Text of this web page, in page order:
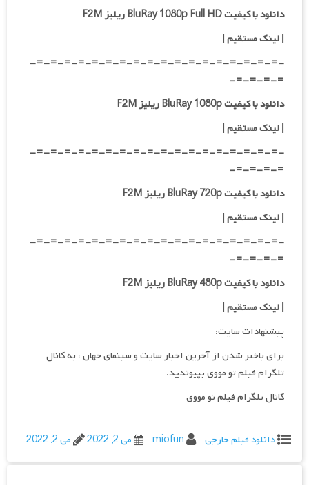
دانلود با کیفیت BluRay 1080p Full HD ریلیز F2M
|لینک مستقیم|
-=-=-=-=-=-=-=-=-=-=-=-=-=-=-=-=-=-=-
=-=-=-=-
دانلود با کیفیت BluRay 1080p ریلیز F2M
|لینک مستقیم|
-=-=-=-=-=-=-=-=-=-=-=-=-=-=-=-=-=-=-
=-=-=-=-
دانلود با کیفیت BluRay 720p ریلیز F2M
| لینک مستقیم|
-=-=-=-=-=-=-=-=-=-=-=-=-=-=-=-=-=-=-
=-=-=-=-
دانلود با کیفیت BluRay 480p ریلیز F2M
| لینک مستقیم|
پیشنهادات سایت:
برای باخبر شدن از آخرین اخبار سایت و سینمای جهان ، به کانال
تلگرام فیلم تو مووی بپیوندید.
کانال تلگرام فیلم تو مووی
دانلود فیلم خارجی miofun می 2, 2022 می 2, 2022